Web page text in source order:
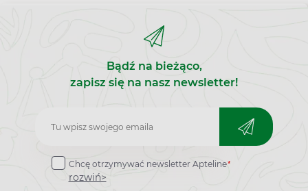
Bądź na bieżąco,
zapisz się na nasz newsletter!
Zapisz
do
newslettera
Chcę otrzymywać newsletter Apteline*
rozwiń>